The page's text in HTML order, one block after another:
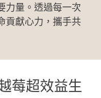
力量。透過每一次
貢獻心力，攜手共
莓超效益生